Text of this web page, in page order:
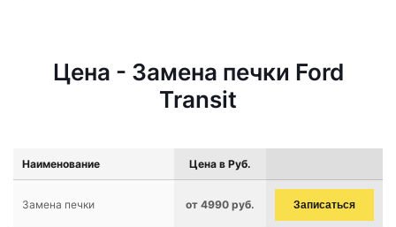
Цена - Замена печки Ford
Transit
Наименование Цена в Руб.
Замена печки от 4990 руб. Записаться